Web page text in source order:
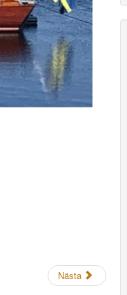
Nästa